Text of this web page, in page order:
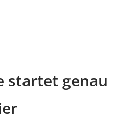
startet genau